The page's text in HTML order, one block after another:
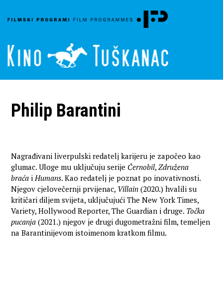
Philip Barantini
Nagrađivani liverpulski redatelj karijeru je započeo kao
glumac. Uloge mu uključuju serije Černobil,Združena
braća iHumans. Kao redatelj je poznat po inovativnosti.
Njegov cjelovečernji prvijenac, Villain (2020.) hvalili su
kritičari diljem svijeta, uključujući The New York Times,
Variety, Hollywood Reporter, The Guardian i druge. Točka
pucanja (2021.) njegov je drugi dugometražni film, temeljen
na Barantinijevom istoimenom kratkom filmu.